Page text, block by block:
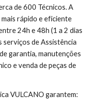
de 600 Técnicos. A
rápido e eficiente
24h e 48h (1 a 2 dias
serviços de Assistência
garantia, manutenções
e venda de peças de
VULCANO garantem: